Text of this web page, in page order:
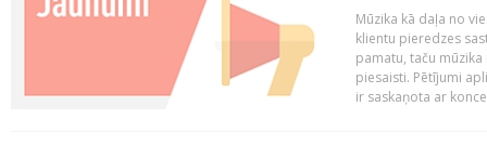
Mūzika kā daļa no
klientu pieredzes
pamatu, taču
piesaisti. Pētījumi
ir saskaņota ar